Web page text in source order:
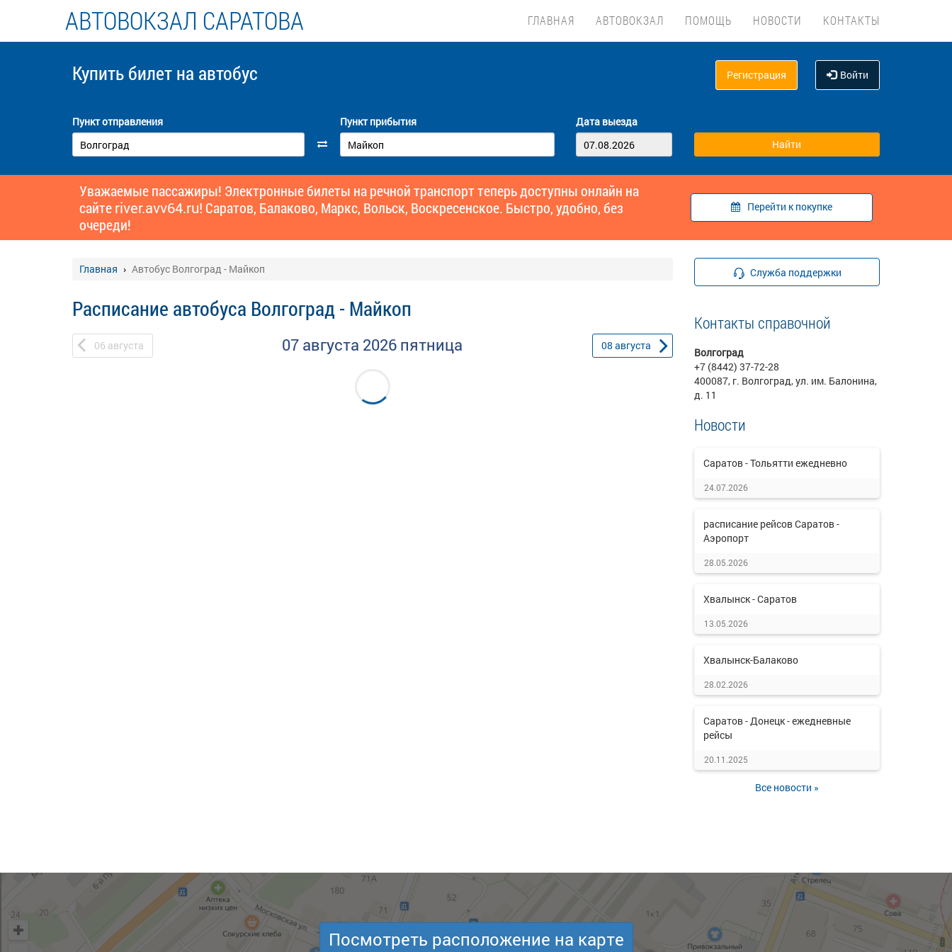
АВТОВОКЗАЛ САРАТОВА ГЛАВНАЯ АВТОВОКЗАЛ ПОМОЩЬ НОВОСТИ КОНТАКТЫ
Купить билет на автобус Регистрация Войти
Пункт отправления Пункт прибытия Дата выезда
Уважаемые пассажиры! Электронные билеты на речной транспорт теперь доступны онлайн на
сайтеriver.avv64.ru! Саратов, Балаково, Маркс, Вольск, Воскресенское. Быстро, удобно, без
очереди!
Перейти к покупке
Главная Автобус Волгоград - Майкоп
Расписание автобуса Волгоград - Майкоп
06 августа 07 августа 2026 пятница 08 августа
Служба поддержки
Контакты справочной
Волгоград
+7 (8442) 37-72-28
400087, г. Волгоград, ул. им. Балонина,
д. 11
Новости
Саратов - Тольятти ежедневно
24.07.2026
расписание рейсов Саратов -
Аэропорт
28.05.2026
Хвалынск - Саратов
13.05.2026
Хвалынск-Балаково
28.02.2026
Саратов - Донецк - ежедневные
рейсы
20.11.2025
Все новости »
Посмотреть расположение на карте